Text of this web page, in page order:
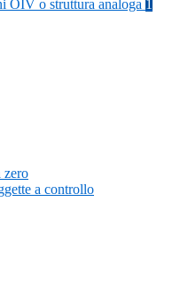
OIV o struttura analoga 1
zero
a controllo